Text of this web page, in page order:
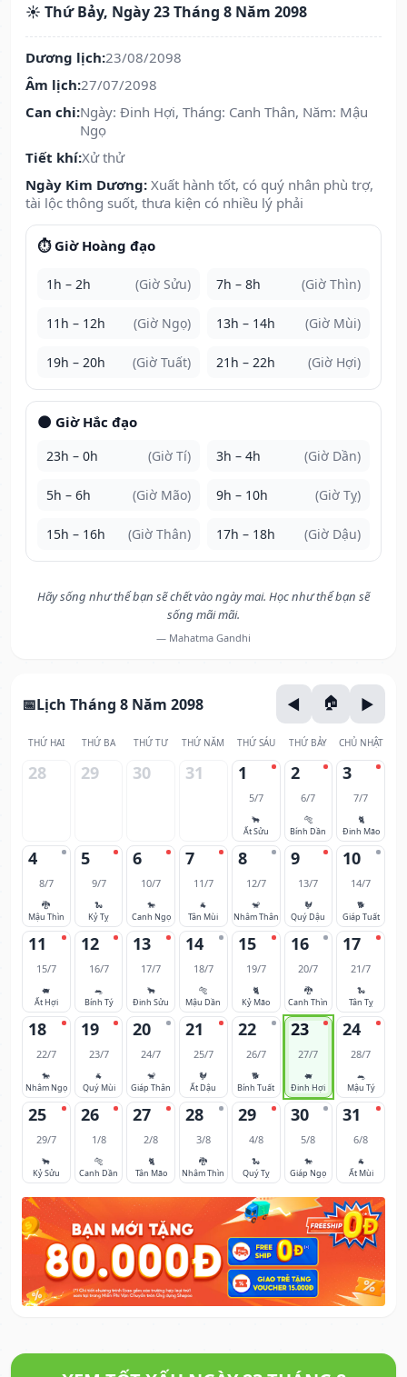
☀️ Thứ Bảy, Ngày 23 Tháng 8 Năm 2098
Dương lịch:23/08/2098
Âm lịch:27/07/2098
Can chi:Ngày: Đinh Hợi, Tháng: Canh Thân, Năm: Mậu
Ngọ
Tiết khí:Xử thử
Ngày Kim Dương: Xuất hành tốt, có quý nhân phù trợ,
tài lộc thông suốt, thưa kiện có nhiều lý phải
⏱️ Giờ Hoàng đạo
1h – 2h (Giờ Sửu) 7h – 8h (Giờ Thìn)
11h – 12h (Giờ Ngọ) 13h – 14h (Giờ Mùi)
19h – 20h (Giờ Tuất) 21h – 22h (Giờ Hợi)
🌑 Giờ Hắc đạo
23h – 0h (Giờ Tí) 3h – 4h (Giờ Dần)
5h – 6h (Giờ Mão) 9h – 10h (Giờ Tỵ)
15h – 16h (Giờ Thân) 17h – 18h (Giờ Dậu)
Hãy sống như thể bạn sẽ chết vào ngày mai. Học như thể bạn sẽ
sống mãi mãi.
— Mahatma Gandhi
Lịch Tháng 8 Năm 2098
THỨ HAI THỨ BA THỨ TƯ THỨ NĂM THỨ SÁU THỨ BẢY CHỦ NHẬT
28 29 30 31 1
5/7
🐂
Ất Sửu
2
6/7
🐅
Bính Dần
3
7/7
🐈
Đinh Mão
4
8/7
🐉
Mậu Thìn
5
9/7
🐍
Kỷ Tỵ
6
10/7
🐎
Canh Ngọ
7
11/7
🐐
Tân Mùi
8
12/7
🐒
Nhâm Thân
9
13/7
🐓
Quý Dậu
10
14/7
🐕
Giáp Tuất
11
15/7
🐖
Ất Hợi
12
16/7
🐀
Bính Tý
13
17/7
🐂
Đinh Sửu
14
18/7
🐅
Mậu Dần
15
19/7
🐈
Kỷ Mão
16
20/7
🐉
Canh Thìn
17
21/7
🐍
Tân Tỵ
18
22/7
🐎
Nhâm Ngọ
19
23/7
🐐
Quý Mùi
20
24/7
🐒
Giáp Thân
21
25/7
🐓
Ất Dậu
22
26/7
🐕
Bính Tuất
23
27/7
🐖
Đinh Hợi
24
28/7
🐀
Mậu Tý
25
29/7
🐂
Kỷ Sửu
26
1/8
🐅
Canh Dần
27
2/8
🐈
Tân Mão
28
3/8
🐉
Nhâm Thìn
29
4/8
🐍
Quý Tỵ
30
5/8
🐎
Giáp Ngọ
31
6/8
🐐
Ất Mùi